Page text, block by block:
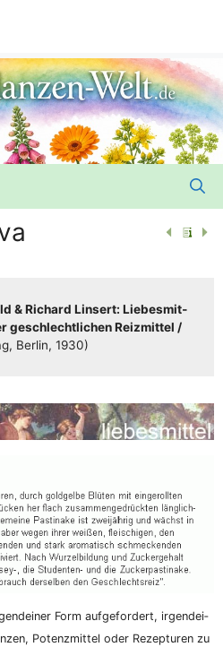
& Richard Lin­sert: Lie­bes­mit­
geschlecht­li­chen Reiz­mit­tel /​​
Ber­lin, 1930)
Form auf­ge­for­dert, irgend­ei­
Potenz­mit­tel oder Rezep­tu­ren zu